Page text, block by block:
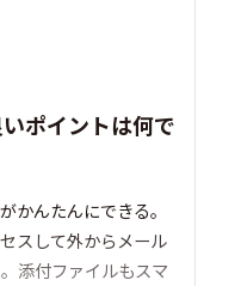
ポイントは何で
かんたんにできる。
スして外からメール
添付ファイルもスマ